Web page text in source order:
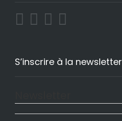
S’inscrire à la newsletter